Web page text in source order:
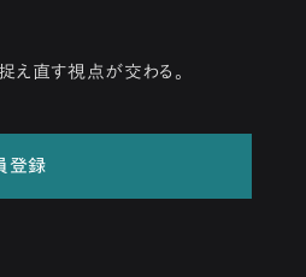
え直す視点が交わる。
登録